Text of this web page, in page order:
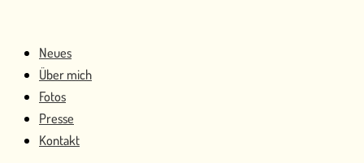
Neues
Über mich
Fotos
Presse
Kontakt